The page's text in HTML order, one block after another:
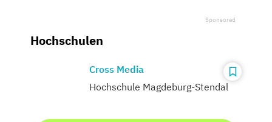
Hochschulen
Cross Media
Hochschule Magdeburg-Stendal